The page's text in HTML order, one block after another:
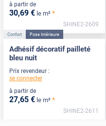
à partir de
30,69 € le m² *
SHINE2-2609
Confort Pose Intérieure
Adhésif décoratif pailleté
bleu nuit
Prix revendeur :
se connecter
à partir de
27,65 € le m² *
SHINE2-2611